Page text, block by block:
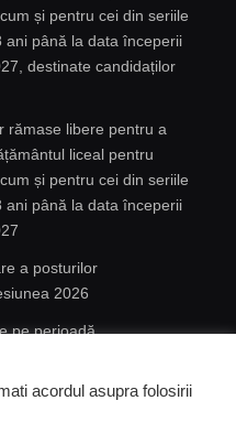
și pentru cei din seriile
până la data începerii
destinate candidaților
rămase libere pentru a
liceal pentru
și pentru cei din seriile
până la data începerii
a posturilor
2026
pe perioadă
naționale 2020-2026
acordul asupra folosirii